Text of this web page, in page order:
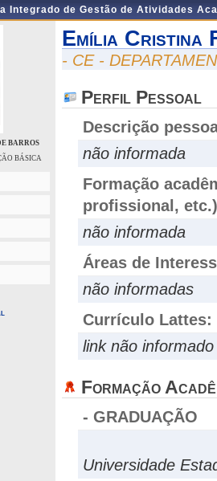
Integrado de Gestão de Atividades
BARROS
BÁSICA
Emília Cristina
- CE -
Perfil Pessoal
Descrição
não informada
Formação
profissional, etc.)
não informada
Áreas de
não informadas
Currículo Lattes:
link não informado
Formação
- GRADUAÇÃO
Universidade